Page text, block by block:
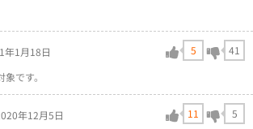
年1月18日 5
41
です。
年12月5日 11 5